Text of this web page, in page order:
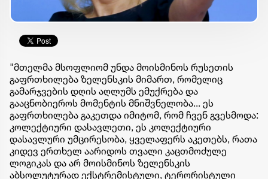
"მთელმა მსოფლიომ უნდა მოისმინოს რუსეთის
გაფრთხილება ზელენსკის მიმართ, რომელიც
გამარჯვების დღის აღლუმს ემუქრება და
გააცნობიეროს მომენტის მნიშვნელობა... ეს
გაფრთხილება გაკეთდა იმიტომ, რომ ჩვენ გვესმოდა:
კოლექტიური დასავლეთი, ეს კოლექტიური
დასავლური უმცირესობა, ყველაფერს აკეთებს, რათა
კიდევ ერთხელ აარიდოს თვალი კაცთმოძულე
ლოგიკას და არ მოისმინოს ზელენსკის
აბსოლუტურად ექსტრემისტული, ტერორისტული